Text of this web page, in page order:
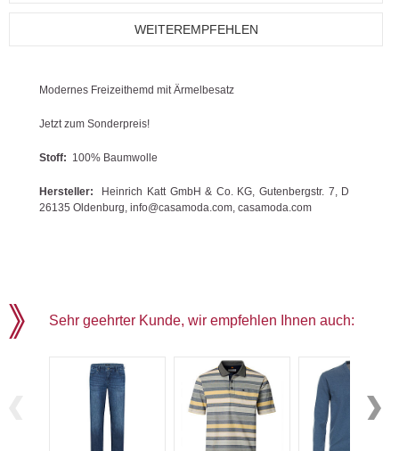
WEITEREMPFEHLEN
Modernes Freizeithemd mit Ärmelbesatz
Jetzt zum Sonderpreis!
Stoff: 100% Baumwolle
Hersteller: Heinrich Katt GmbH & Co. KG, Gutenbergstr. 7, D
26135 Oldenburg, info@casamoda.com, casamoda.com
Sehr geehrter Kunde, wir empfehlen Ihnen auch: